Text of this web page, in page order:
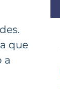
que
a